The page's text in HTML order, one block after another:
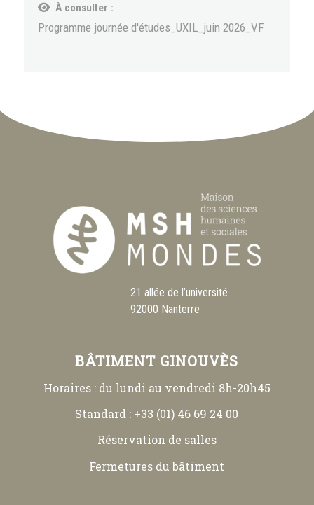
À consulter :
Programme journée d'études_UXIL_juin 2026_VF
21 allée de l’université
92000 Nanterre
BÂTIMENT GINOUVÈS
Horaires : du lundi au vendredi 8h-20h45
Standard : +33 (01) 46 69 24 00
Réservation de salles
Fermetures du bâtiment